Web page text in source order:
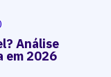
Análise
em 2026